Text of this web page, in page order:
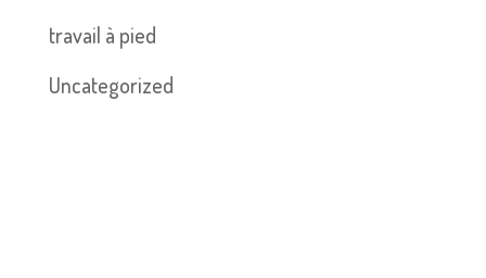
travail à pied
Uncategorized